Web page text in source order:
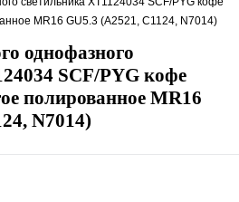
MR16 GU5.3 (A2521, C1124, N7014)
однофазного
SCF/PYG кофе
полированное MR16
N7014)